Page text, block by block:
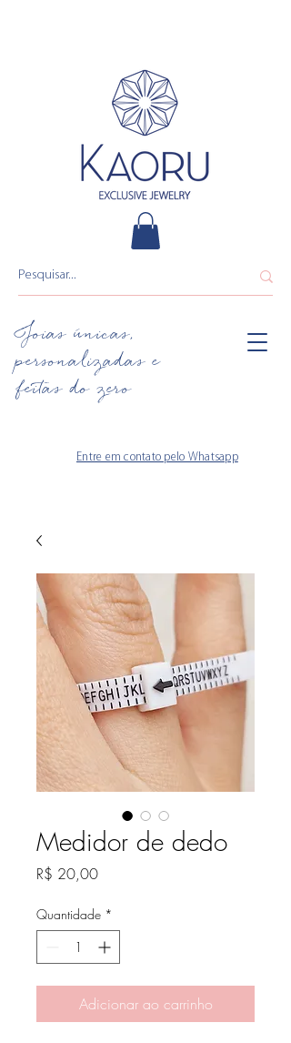
Joias únicas,
personalizadas e
feitas do zero
Entre em contato pelo Whatsapp
Medidor de dedo
R$ 20,00Preço
Quantidade *
Adicionar ao carrinho